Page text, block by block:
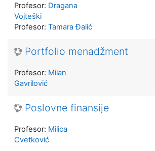
Profesor: Dragana
Vojteški
Profesor: Tamara Đalić
Portfolio menadžment
Profesor: Milan
Gavrilović
Poslovne finansije
Profesor: Milica
Cvetković